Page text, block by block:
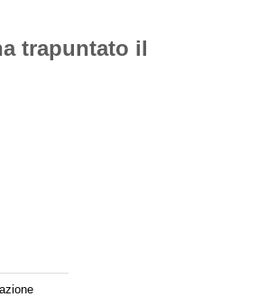
trapuntato il